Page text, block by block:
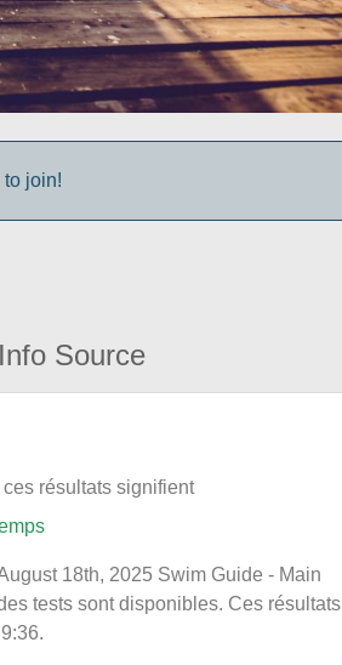
join!
Info Source
résultats signifient
18th, 2025 Swim Guide - Main
tests sont disponibles. Ces résultats